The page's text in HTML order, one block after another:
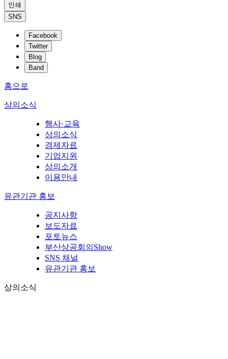
인쇄
SNS
Facebook
Twitter
Blog
Band
홈으로
상의소식
행사·교육
상의소식
경제자료
기업지원
상의소개
이용안내
유관기관 홍보
공지사항
보도자료
포토뉴스
부산상공회의Show
SNS 채널
유관기관 홍보
상의소식